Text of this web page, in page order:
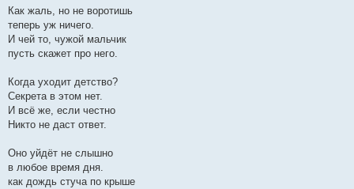
Как жаль, но не воротишь
теперь уж ничего.
И чей то, чужой мальчик
пусть скажет про него.
Когда уходит детство?
Секрета в этом нет.
И всё же, если честно
Никто не даст ответ.
Оно уйдёт не слышно
в любое время дня.
как дождь стуча по крыше